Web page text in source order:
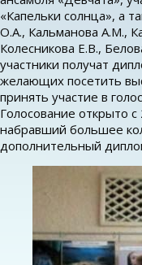
«Капельки солнца», а
О.А., Кальманова А.М.,
Колесникова Е.В.,
участники получат
желающих посетить
принять участие в
Голосование открыто
набравший большее
дополнительный